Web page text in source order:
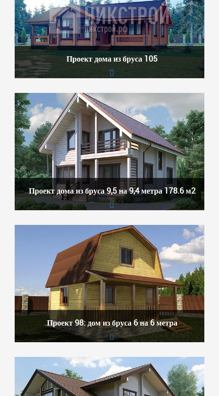
Проект дома из бруса 105
Проект дома из бруса 9,5 на 9,4 метра 178.6 м2
Проект 98: дом из бруса 6 на 6 метра